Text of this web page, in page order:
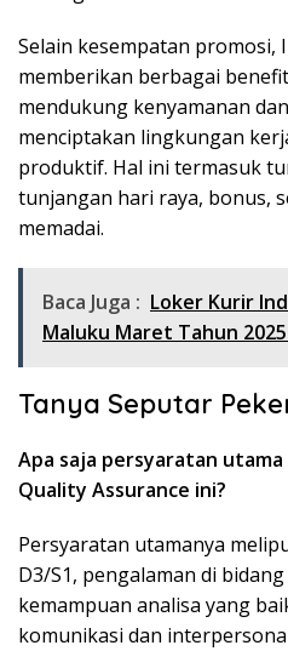
Selain kesempatan promosi,
memberikan berbagai
mendukung kenyamanan
menciptakan lingkungan
produktif. Hal ini termasuk
tunjangan hari raya, bonus,
memadai.
Baca Juga : Loker Kurir
Maluku Maret Tahun
Tanya Seputar
Apa saja persyaratan
Quality Assurance ini?
Persyaratan utamanya
D3/S1, pengalaman di
kemampuan analisa yang
komunikasi dan